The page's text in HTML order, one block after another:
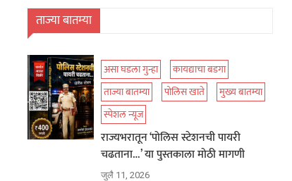
ताज्या बातम्या
असा घडला गुन्हा
कायद्याचा बडगा
ताज्या बातम्या
पोलिस खाते
मुख्य बातम्या
स्पेशल न्यूज
राज्यभरातून ‘पोलिस स्टेशनची पायरी
चढताना…’ या पुस्तकाला मोठी मागणी
जुलै 11, 2026